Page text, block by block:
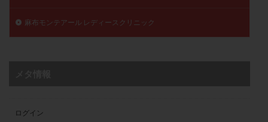
麻布モンテアール レディースクリニック
ログイン